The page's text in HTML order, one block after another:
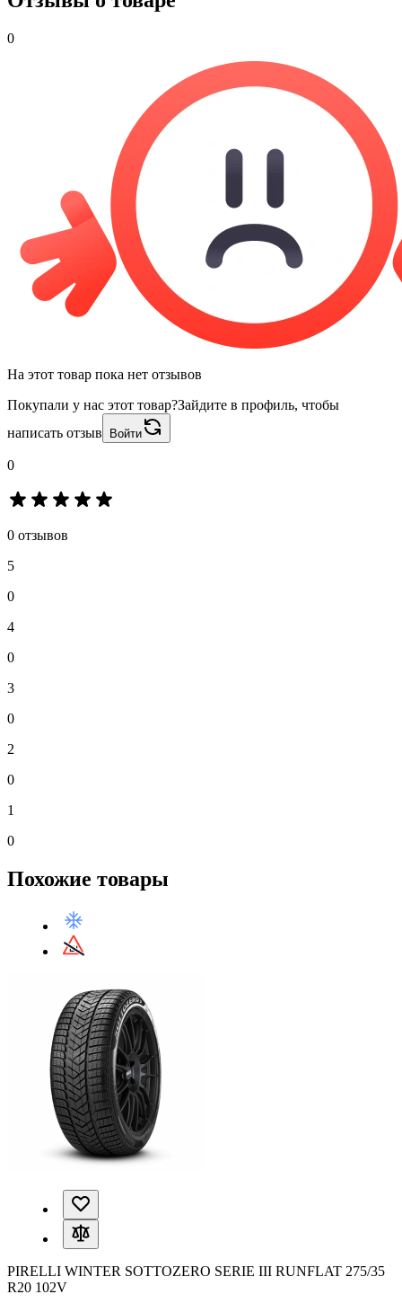
0
На этот товар пока нет отзывов
Покупали у нас этот товар?Зайдите в профиль, чтобы
написать отзыв
Войти
0
0 отзывов
5
0
4
0
3
0
2
0
1
0
Похожие товары
PIRELLI WINTER SOTTOZERO SERIE III RUNFLAT 275/35
R20 102V